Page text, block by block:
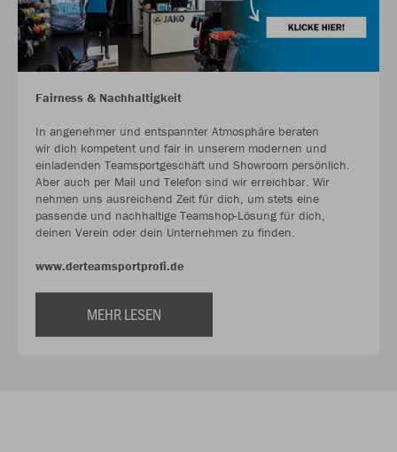
Fairness & Nachhaltigkeit
In angenehmer und entspannter Atmosphäre beraten
wir dich kompetent und fair in unserem modernen und
einladenden Teamsportgeschäft und Showroom persönlich.
Aber auch per Mail und Telefon sind wir erreichbar. Wir
nehmen uns ausreichend Zeit für dich, um stets eine
passende und nachhaltige Teamshop-Lösung für dich,
deinen Verein oder dein Unternehmen zu finden.
www.derteamsportprofi.de
MEHR LESEN